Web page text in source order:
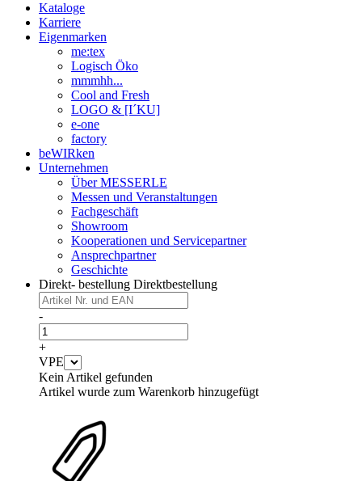
Kataloge
Karriere
Eigenmarken
me:tex
Logisch Öko
mmmhh...
Cool and Fresh
LOGO & [I´KU]
e-one
factory
beWIRken
Unternehmen
Über MESSERLE
Messen und Veranstaltungen
Fachgeschäft
Showroom
Kooperationen und Servicepartner
Ansprechpartner
Geschichte
Direkt- bestellung Direktbestellung
-
+
VPE
Kein Artikel gefunden
Artikel wurde zum Warenkorb hinzugefügt